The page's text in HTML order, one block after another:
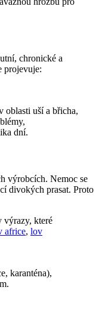
chronické a
projevuje:
oblasti uší a břicha,
dní.
výrobcích. Nemoc se
divokých prasat. Proto
výrazy, které
africe, lov
karanténa),